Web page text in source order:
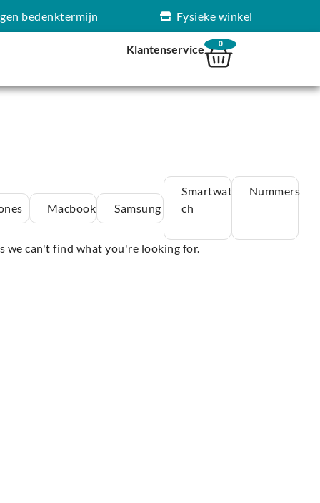
bedenktermijn Fysieke winkel
Klantenservice 0
Macbook Samsung
Smartwat
ch
Nummers
we can't find what you're looking for.